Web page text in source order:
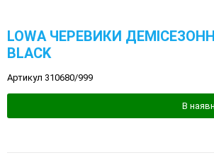
LOWA ЧЕРЕВИКИ
BLACK
Артикул 310680/999
В